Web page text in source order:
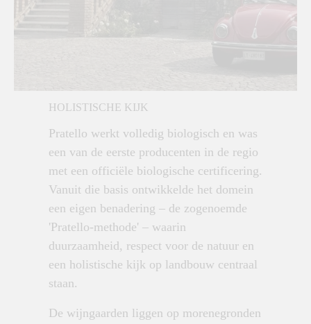
HOLISTISCHE KIJK
Pratello werkt volledig biologisch en was
een van de eerste producenten in de regio
met een officiële biologische certificering.
Vanuit die basis ontwikkelde het domein
een eigen benadering – de zogenoemde
'Pratello-methode' – waarin
duurzaamheid, respect voor de natuur en
een holistische kijk op landbouw centraal
staan.
De wijngaarden liggen op morenegronden